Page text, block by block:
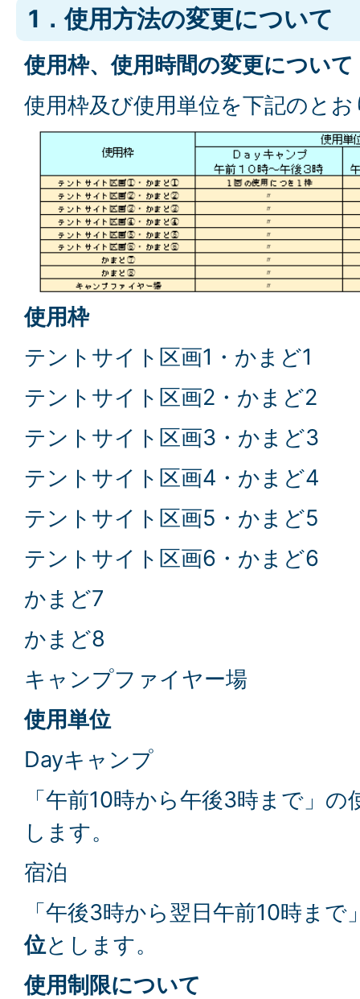
1．使用方法の変更について
使用枠、使用時間の変更について
使用枠及び使用単位を下記のと
使用枠
テントサイト区画1・かまど1
テントサイト区画2・かまど2
テントサイト区画3・かまど3
テントサイト区画4・かまど4
テントサイト区画5・かまど5
テントサイト区画6・かまど6
かまど7
かまど8
キャンプファイヤー場
使用単位
Dayキャンプ
「午前10時から午後3時まで」の
します。
宿泊
「午後3時から翌日午前10時ま
位とします。
使用制限について